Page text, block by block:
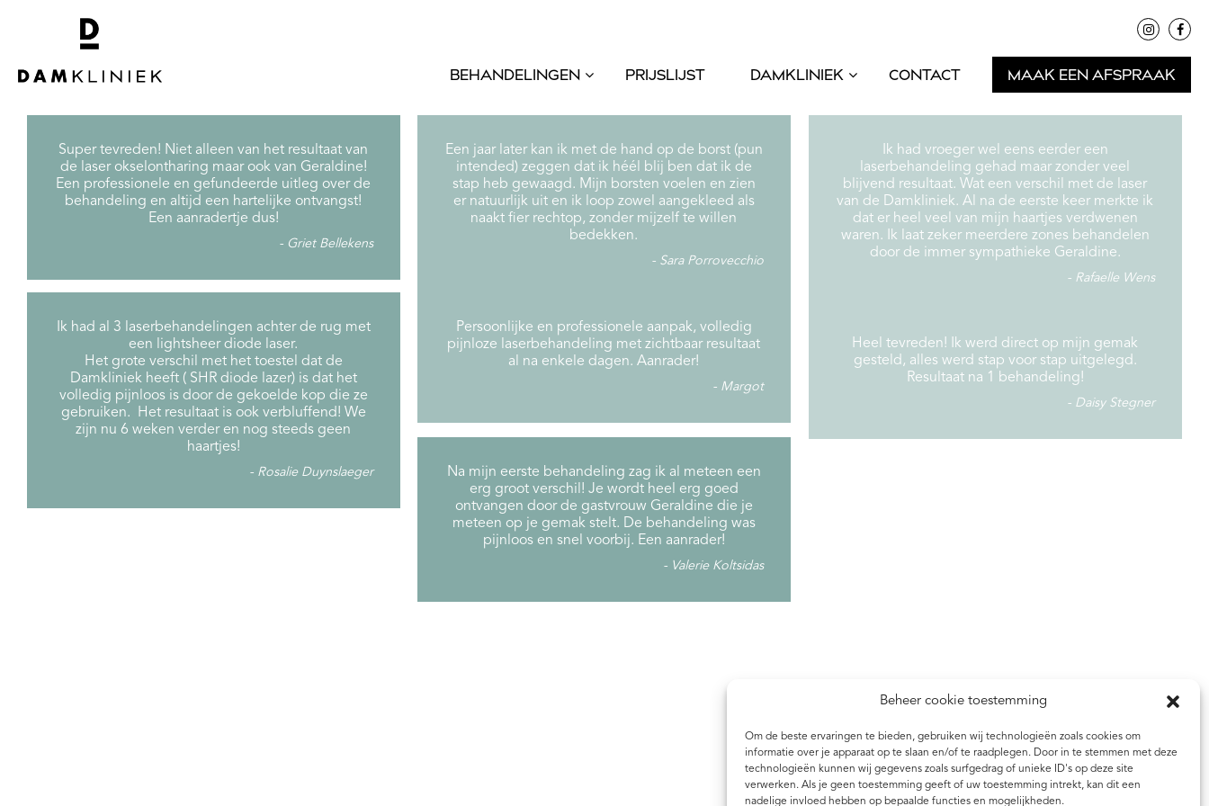
Beheer cookie toestemming
Om de beste ervaringen te bieden, gebruiken wij technologieën zoals cookies om
informatie over je apparaat op te slaan en/of te raadplegen. Door in te stemmen met deze
technologieën kunnen wij gegevens zoals surfgedrag of unieke ID's op deze site
verwerken. Als je geen toestemming geeft of uw toestemming intrekt, kan dit een
nadelige invloed hebben op bepaalde functies en mogelijkheden.
BEHANDELINGEN PRIJSLIJST DAMKLINIEK CONTACT MAAK EEN AFSPRAAK
Super tevreden! Niet alleen van het resultaat van
de laser okselontharing maar ook van Geraldine!
Een professionele en gefundeerde uitleg over de
behandeling en altijd een hartelijke ontvangst!
Een aanradertje dus!
Griet Bellekens
Een jaar later kan ik met de hand op de borst (pun
intended) zeggen dat ik héél blij ben dat ik de
stap heb gewaagd. Mijn borsten voelen en zien
er natuurlijk uit en ik loop zowel aangekleed als
naakt fier rechtop, zonder mijzelf te willen
bedekken.
Sara Porrovecchio
Ik had vroeger wel eens eerder een
laserbehandeling gehad maar zonder veel
blijvend resultaat. Wat een verschil met de laser
van de Damkliniek. Al na de eerste keer merkte ik
dat er heel veel van mijn haartjes verdwenen
waren. Ik laat zeker meerdere zones behandelen
door de immer sympathieke Geraldine.
Rafaelle Wens
Ik had al 3 laserbehandelingen achter de rug met
een lightsheer diode laser.
Het grote verschil met het toestel dat de
Damkliniek heeft ( SHR diode lazer) is dat het
volledig pijnloos is door de gekoelde kop die ze
gebruiken. Het resultaat is ook verbluffend! We
zijn nu 6 weken verder en nog steeds geen
haartjes!
Rosalie Duynslaeger
Persoonlijke en professionele aanpak, volledig
pijnloze laserbehandeling met zichtbaar resultaat
al na enkele dagen. Aanrader!
Margot
Heel tevreden! Ik werd direct op mijn gemak
gesteld, alles werd stap voor stap uitgelegd.
Resultaat na 1 behandeling!
Daisy Stegner
Na mijn eerste behandeling zag ik al meteen een
erg groot verschil! Je wordt heel erg goed
ontvangen door de gastvrouw Geraldine die je
meteen op je gemak stelt. De behandeling was
pijnloos en snel voorbij. Een aanrader!
Valerie Koltsidas